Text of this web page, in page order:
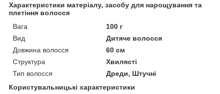
Характеристики матеріалу, засобу для нарощування та
плетіння волосся
Вага
100 г
Вид
Дитяче волосся
Довжина волосся
60 см
Структура
Хвилясті
Тип волосся
Дреди, Штучні
Користувальницькі характеристики